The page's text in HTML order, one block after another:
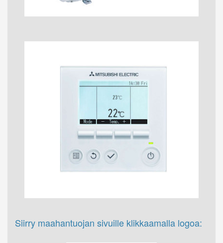
Siirry maahantuojan sivuille klikkaamalla logoa: